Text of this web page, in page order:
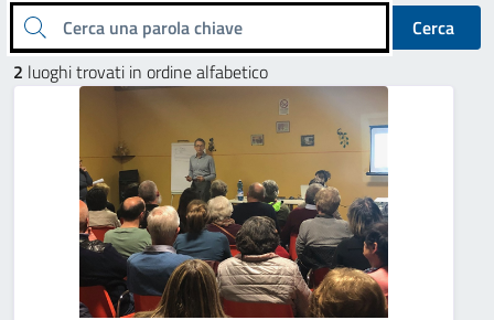
Cerca una parola chiave
Cerca
2 luoghi trovati in ordine alfabetico